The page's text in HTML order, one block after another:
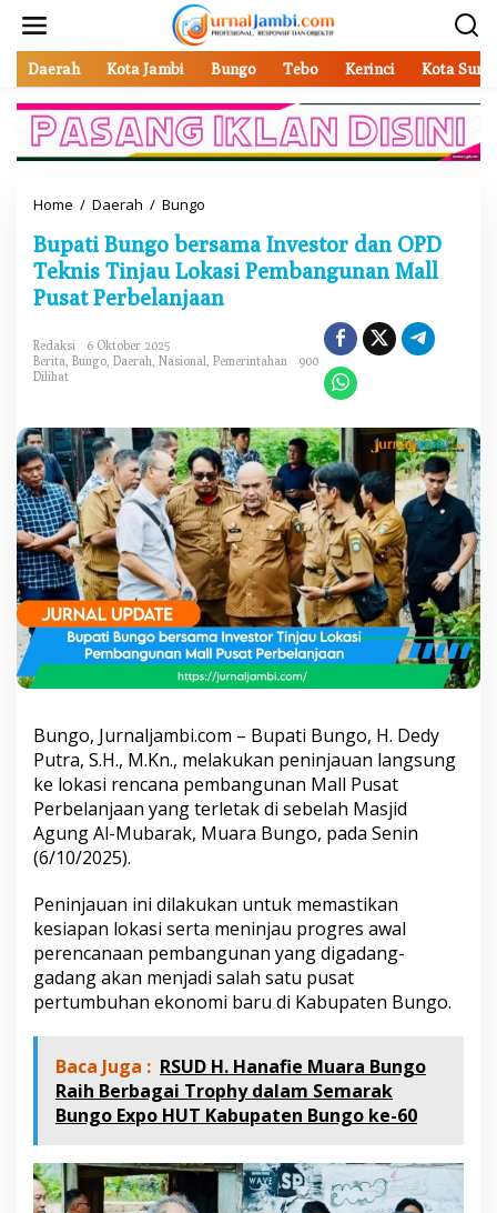
Daerah Kota Jambi Bungo Tebo Kerinci Kota
Home / Daerah / Bungo
p
a
t
i
n
b
e
r
s
a
m
a
I
n
v
e
s
t
o
a
n
O
P
D
T
n
i
T
i
n
u
L
o
k
s
Bupati Bungo bersama Investor dan OPD
Teknis Tinjau Lokasi Pembangunan Mall
Pusat Perbelanjaan
Redaksi
6 Oktober 2025
Berita Bungo Daerah Nasional Pemerintahan
900
Dilihat
Bungo, Jurnaljambi.com – Bupati Bungo, H. Dedy
Putra, S.H., M.Kn., melakukan peninjauan langsung
ke lokasi rencana pembangunan Mall Pusat
Perbelanjaan yang terletak di sebelah Masjid
Agung Al-Mubarak, Muara Bungo, pada Senin
(6/10/2025).
Peninjauan ini dilakukan untuk memastikan
kesiapan lokasi serta meninjau progres awal
perencanaan pembangunan yang digadang-
gadang akan menjadi salah satu pusat
pertumbuhan ekonomi baru di Kabupaten Bungo.
Baca Juga : RSUD H. Hanafie Muara Bungo
Raih Berbagai Trophy dalam Semarak
Bungo Expo HUT Kabupaten Bungo ke-60